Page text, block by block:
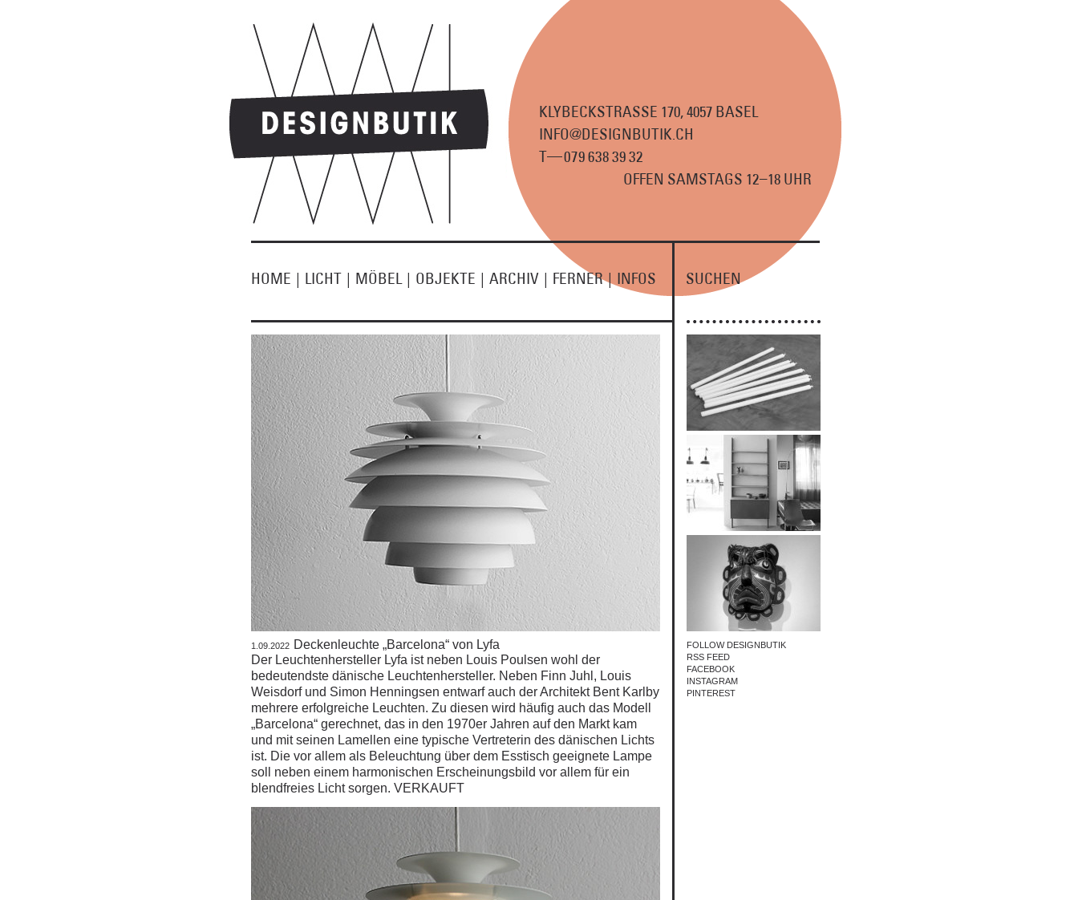
KLYBECKSTRASSE 170, 4057 BASEL
INFO@DESIGNBUTIK.CH
T—0796383932
OFFEN SAMSTAGS 12–18 UHR
HOME | LICHT | MÖBEL | OBJEKTE | ARCHIV | FERNER | INFOS SUCHEN
FOLLOW DESIGNBUTIK
RSS FEED
FACEBOOK
INSTAGRAM
PINTEREST
1.09.2022
Deckenleuchte „Barcelona“ von Lyfa
Der Leuchtenhersteller Lyfa ist neben Louis Poulsen wohl der
bedeutendste dänische Leuchtenhersteller. Neben Finn Juhl, Louis
Weisdorfund Simon Henningsen entwarf auch der Architekt Bent Karlby
mehrere erfolgreiche Leuchten. Zu diesen wird häufig auch das Modell
„Barcelona“ gerechnet, das in den 1970er Jahren auf den Markt kam
und mit seinen Lamellen eine typische Vertreterin des dänischen Lichts
ist. Die vor allem als Beleuchtung über dem Esstisch geeignete Lampe
soll neben einem harmonischen Erscheinungsbild vor allem für ein
blendfreies Licht sorgen. VERKAUFT